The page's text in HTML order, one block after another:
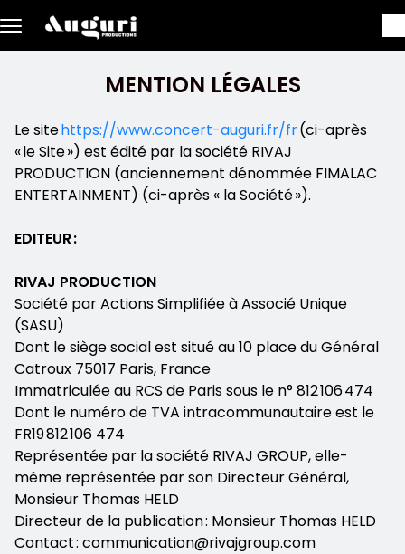
MENTION LÉGALES
Le sitehttps://www.concert-auguri.fr/fr(ci-après
« le Site ») est édité par la société RIVAJ
PRODUCTION (anciennement dénommée FIMALAC
ENTERTAINMENT) (ci-après « la Société »).
EDITEUR :
RIVAJ PRODUCTION
Société par Actions Simplifiée à Associé Unique
(SASU)
Dont le siège social est situé au 10 place du Général
Catroux 75017 Paris, France
Immatriculée au RCS de Paris sous le n° 812 106 474
Dont le numéro de TVA intracommunautaire est le
FR19 812 106 474
Représentée par la société RIVAJ GROUP, elle-
même représentée par son Directeur Général,
Monsieur Thomas HELD
Directeur de la publication : Monsieur Thomas HELD
Contact : communication@rivajgroup.com